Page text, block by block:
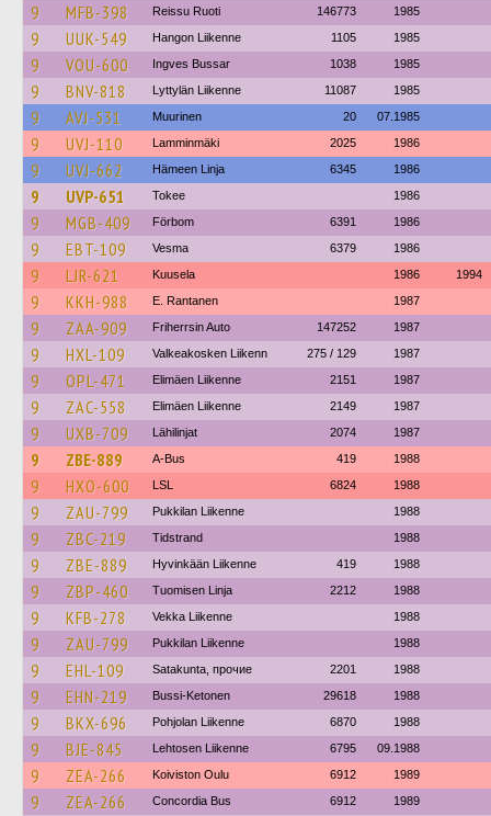
9 MFB-398 Reissu Ruoti 146773 1985
9 UUK-549 Hangon Liikenne 1105 1985
9 VOU-600 Ingves Bussar 1038 1985
9 BNV-818 Lyttylän Liikenne 11087 1985
9 AVJ-531 Muurinen 20 07.1985
9 UVJ-110 Lamminmäki 2025 1986
9 UVJ-662 Hämeen Linja 6345 1986
9 UVP-651 Tokee 1986
9 MGB-409 Förbom 6391 1986
9 EBT-109 Vesma 6379 1986
9 LJR-621 Kuusela 1986 1994
9 KKH-988 E. Rantanen 1987
9 ZAA-909 Friherrsin Auto 147252 1987
9 HXL-109 Valkeakosken Liikenn 275 / 129 1987
9 OPL-471 Elimäen Liikenne 2151 1987
9 ZAC-558 Elimäen Liikenne 2149 1987
9 UXB-709 Lähilinjat 2074 1987
9 ZBE-889 A-Bus 419 1988
9 HXO-600 LSL 6824 1988
9 ZAU-799 Pukkilan Liikenne 1988
9 ZBC-219 Tidstrand 1988
9 ZBE-889 Hyvinkään Liikenne 419 1988
9 ZBP-460 Tuomisen Linja 2212 1988
9 KFB-278 Vekka Liikenne 1988
9 ZAU-799 Pukkilan Liikenne 1988
9 EHL-109 Satakunta, прочие 2201 1988
9 EHN-219 Bussi-Ketonen 29618 1988
9 BKX-696 Pohjolan Liikenne 6870 1988
9 BJE-845 Lehtosen Liikenne 6795 09.1988
9 ZEA-266 Koiviston Oulu 6912 1989
9 ZEA-266 Concordia Bus 6912 1989